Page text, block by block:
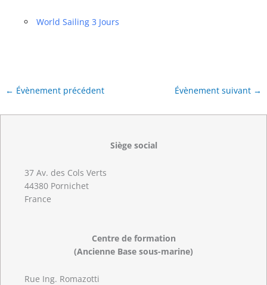
World Sailing 3 Jours
← Évènement précédent Évènement suivant →
Siège social
37 Av. des Cols Verts
44380 Pornichet
France
Centre de formation
(Ancienne Base sous-marine)
Rue Ing. Romazotti